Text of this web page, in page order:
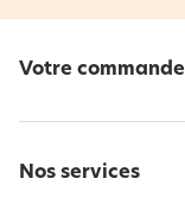
Votre commande
Nos services